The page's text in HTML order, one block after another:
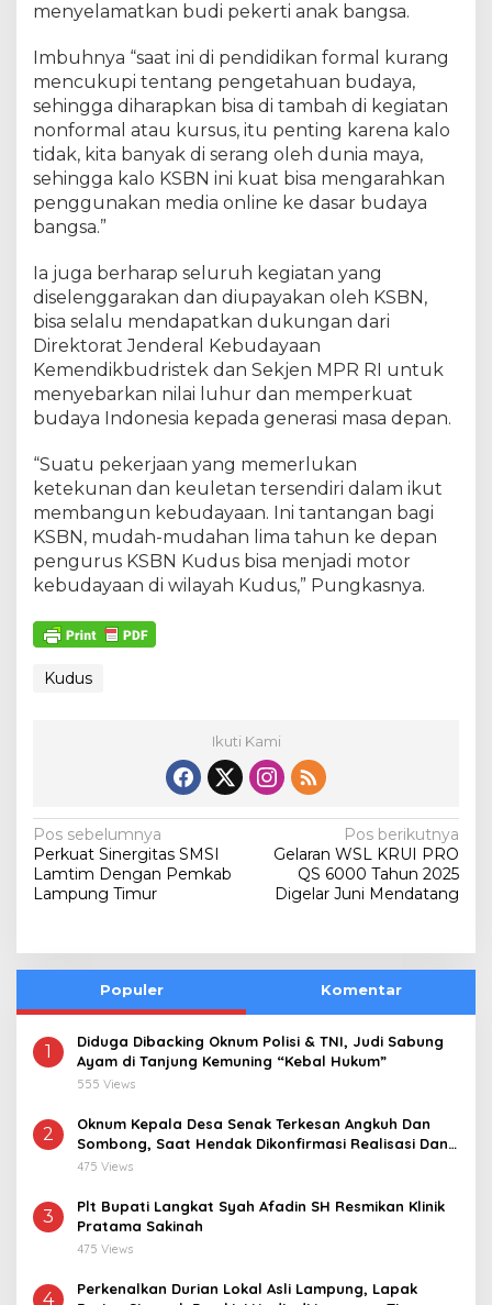
menyelamatkan budi pekerti anak bangsa.
Imbuhnya “saat ini di pendidikan formal kurang
mencukupi tentang pengetahuan budaya,
sehingga diharapkan bisa di tambah di kegiatan
nonformal atau kursus, itu penting karena kalo
tidak, kita banyak di serang oleh dunia maya,
sehingga kalo KSBN ini kuat bisa mengarahkan
penggunakan media online ke dasar budaya
bangsa.”
Ia juga berharap seluruh kegiatan yang
diselenggarakan dan diupayakan oleh KSBN,
bisa selalu mendapatkan dukungan dari
Direktorat Jenderal Kebudayaan
Kemendikbudristek dan Sekjen MPR RI untuk
menyebarkan nilai luhur dan memperkuat
budaya Indonesia kepada generasi masa depan.
“Suatu pekerjaan yang memerlukan
ketekunan dan keuletan tersendiri dalam ikut
membangun kebudayaan. Ini tantangan bagi
KSBN, mudah-mudahan lima tahun ke depan
pengurus KSBN Kudus bisa menjadi motor
kebudayaan di wilayah Kudus,” Pungkasnya.
Kudus
Ikuti Kami
N
a
v
g
s
i
o
s
Pos sebelumnya
Perkuat Sinergitas SMSI
Lamtim Dengan Pemkab
Lampung Timur
Pos berikutnya
Gelaran WSL KRUI PRO
QS 6000 Tahun 2025
Digelar Juni Mendatang
Populer Komentar
1
Diduga Dibacking Oknum Polisi & TNI, Judi Sabung
Ayam di Tanjung Kemuning “Kebal Hukum”
555 Views
2
Oknum Kepala Desa Senak Terkesan Angkuh Dan
Sombong, Saat Hendak Dikonfirmasi Realisasi Dana
Desa 2021-2024
475 Views
3
Plt Bupati Langkat Syah Afadin SH Resmikan Klinik
Pratama Sakinah
475 Views
4
Perkenalkan Durian Lokal Asli Lampung, Lapak